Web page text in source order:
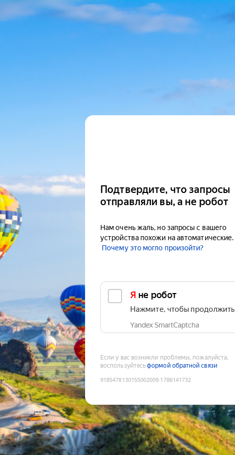
Подтвердите, что запросы
отправляли вы, а не робот
Нам очень жаль, но запросы с вашего
устройства похожи на автоматические.
Почему это могло произойти?
Я не робот
Нажмите, чтобы продолжить
Yandex SmartCaptcha
Если у вас возникли проблемы, пожалуйста,
воспользуйтесьформой обратной связи
9185478130155002009:1786141732